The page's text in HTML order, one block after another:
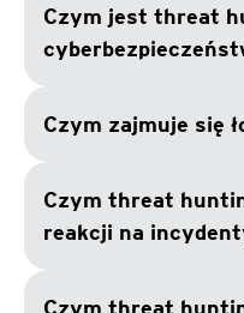
Czym jest threat
Czym zajmuje się
Czym threat
reakcji na
Czym threat